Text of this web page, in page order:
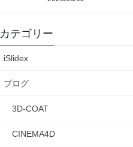
カテゴリー
iSlidex
ブログ
3D-COAT
CINEMA4D